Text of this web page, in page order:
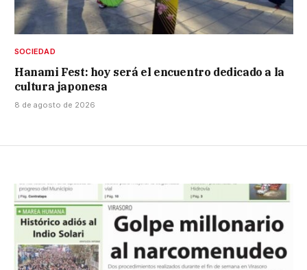
SOCIEDAD
Hanami Fest: hoy será el encuentro dedicado a la
cultura japonesa
8 de agosto de 2026